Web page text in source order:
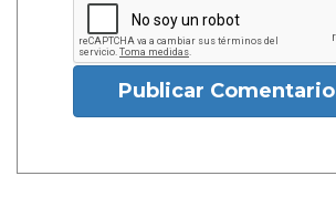
Publicar Comentario